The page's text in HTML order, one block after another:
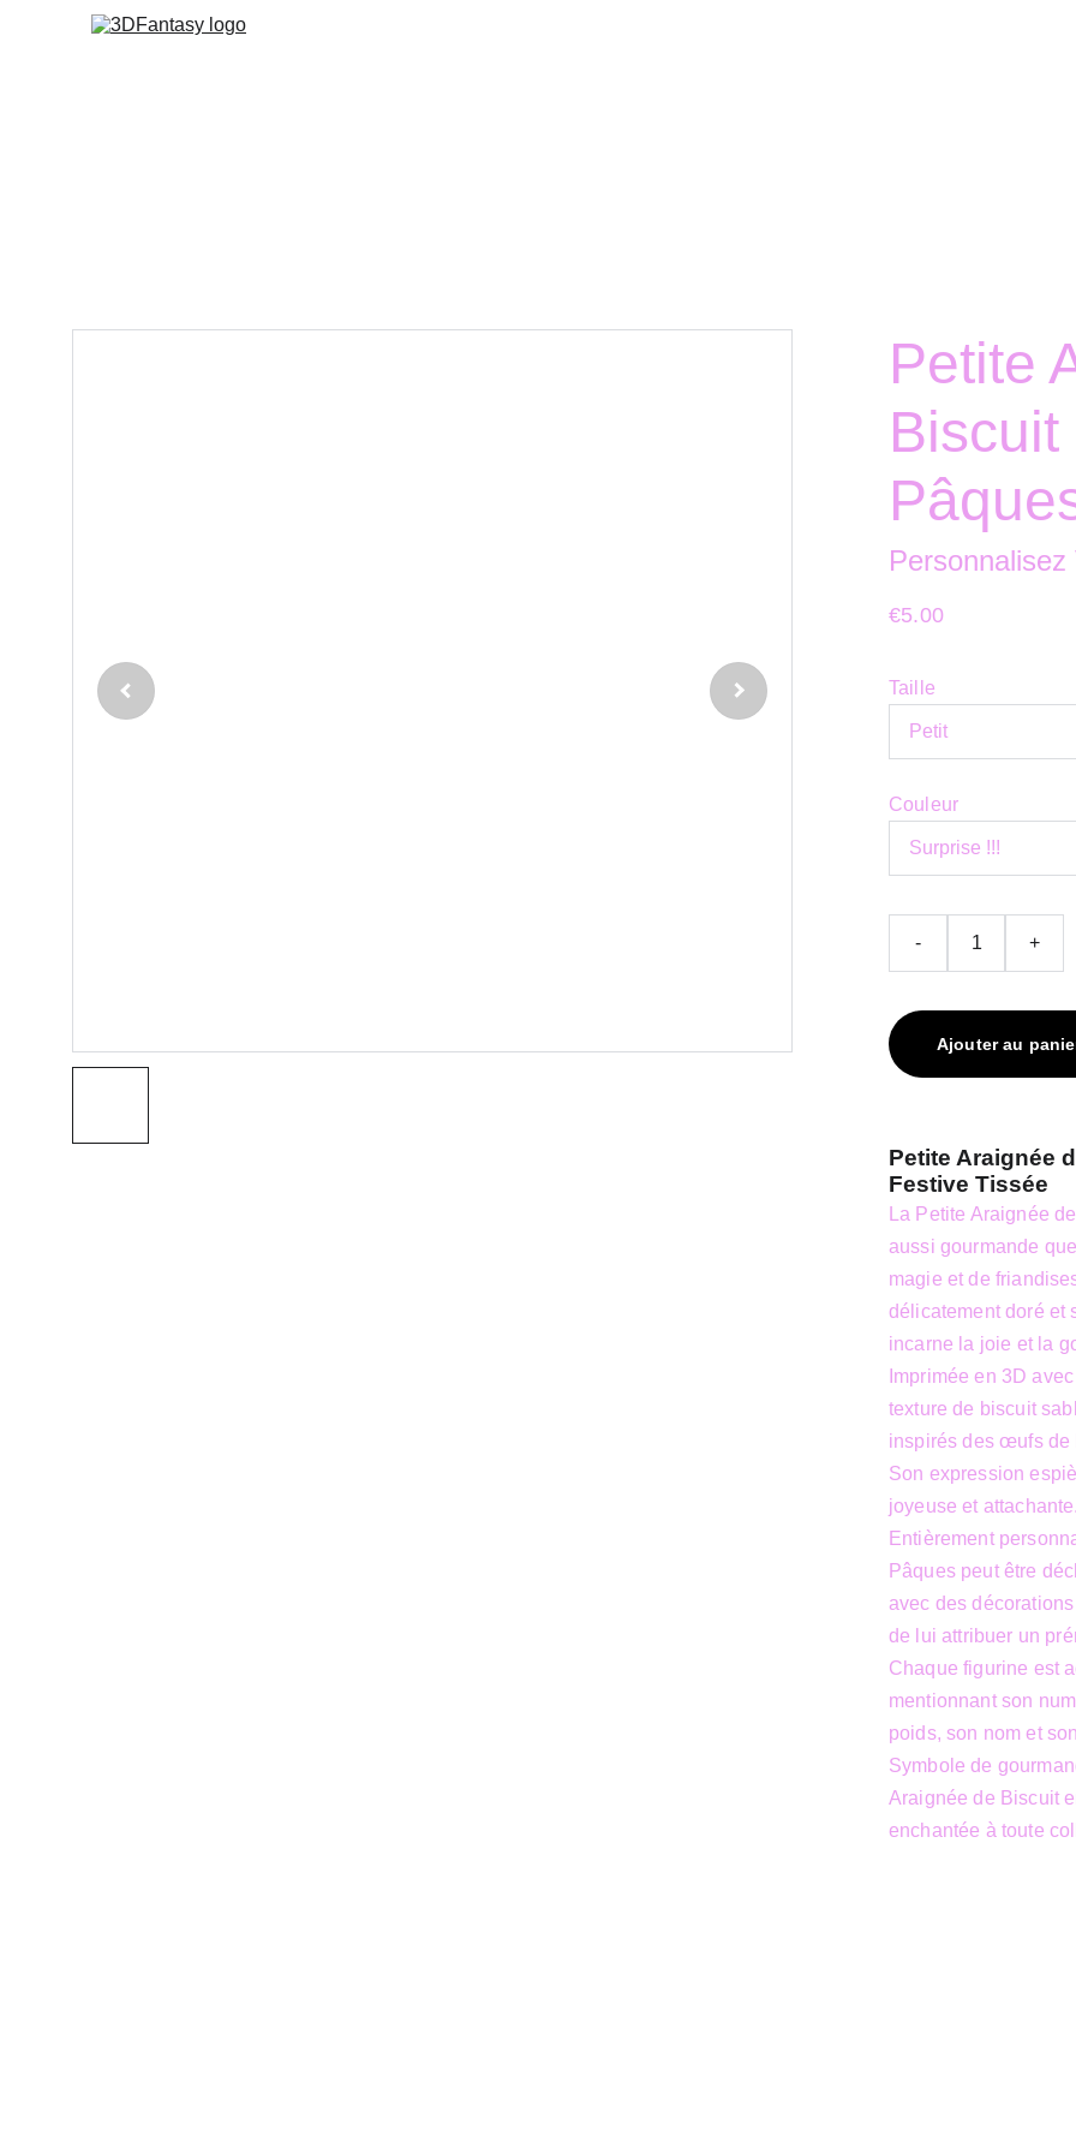
Petite
€5.00
Taille
Couleur
- +
Ajouter au
Petite Araignée
Festive Tissée
La Petite Araignée
aussi gourmande
magie et de
délicatement doré et
incarne la joie et la
Imprimée en 3D
texture de biscuit
inspirés des œufs de
Son expression
joyeuse et attachante.
Entièrement
Pâques peut être
avec des
de lui attribuer un
Chaque figurine est
mentionnant son
poids, son nom et
Symbole de
Araignée de Biscuit
enchantée à toute